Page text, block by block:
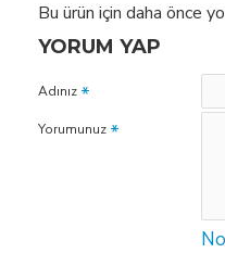
Bu ürün için daha önce
YORUM YAP
Adınız
Yorumunuz